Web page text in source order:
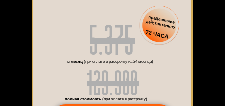
129.900
предложение действительно
72 ЧАСА
в месяц (при оплате в рассрочку на 24 месяца)
5.375
полная стоимость (при оплате в рассрочку)